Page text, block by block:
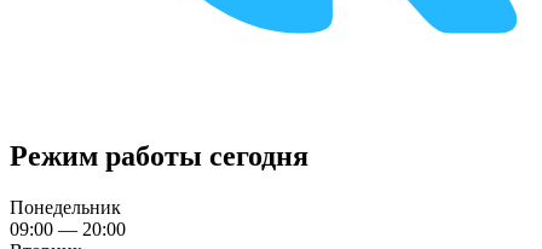
Режим работы сегодня
Понедельник
09:00 — 20:00